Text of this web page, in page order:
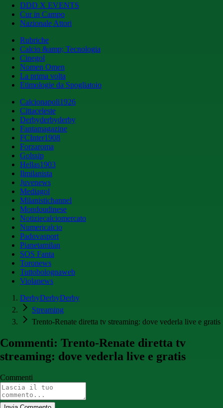
DDD X EVENTS
Cur in Campo
Nazionale Attori
Rubriche
Calcio &amp; Tecnologia
Cinegol
Nomen Omen
La prima volta
Etimologie da Spogliatoio
Calcionapoli1926
Cittaceleste
Derbyderbyderby
Fantamagazine
FCInter1908
Forzaroma
Golssip
Hellas1903
Ilmilanista
Juvenews
Mediagol
Milanistichannel
Mondoudinese
Notiziecalciomercato
Numericalcio
Padovasport
Pianetamilan
SOS Fanta
Toronews
Tuttobolognaweb
Violanews
DerbyDerbyDerby
Streaming
Trento-Renate diretta tv streaming: dove vederla live e gratis
Commenti: Trento-Renate diretta tv
streaming: dove vederla live e gratis
Commenti